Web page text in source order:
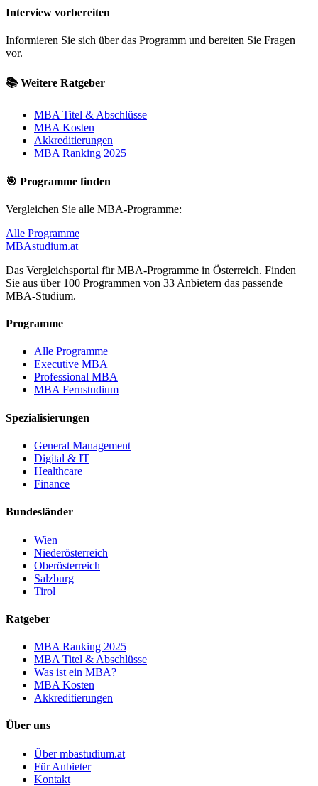
Interview vorbereiten
Informieren Sie sich über das Programm und bereiten Sie Fragen
vor.
📚 Weitere Ratgeber
MBA Titel & Abschlüsse
MBA Kosten
Akkreditierungen
MBA Ranking 2025
🎯 Programme finden
Vergleichen Sie alle MBA-Programme:
Alle Programme
MBAstudium.at
Das Vergleichsportal für MBA-Programme in Österreich. Finden
Sie aus über 100 Programmen von 33 Anbietern das passende
MBA-Studium.
Programme
Alle Programme
Executive MBA
Professional MBA
MBA Fernstudium
Spezialisierungen
General Management
Digital & IT
Healthcare
Finance
Bundesländer
Wien
Niederösterreich
Oberösterreich
Salzburg
Tirol
Ratgeber
MBA Ranking 2025
MBA Titel & Abschlüsse
Was ist ein MBA?
MBA Kosten
Akkreditierungen
Über uns
Über mbastudium.at
Für Anbieter
Kontakt